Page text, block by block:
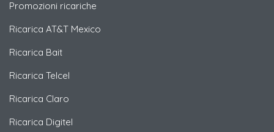
Promozioni ricariche
Ricarica AT&T Mexico
Ricarica Bait
Ricarica Telcel
Ricarica Claro
Ricarica Digitel